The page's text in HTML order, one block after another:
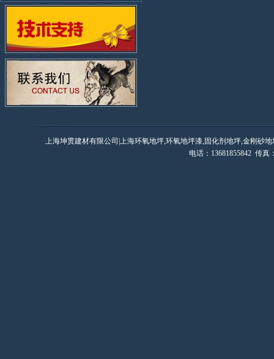
上海坤贯建材有限公司|上海环氧地坪,环氧地坪漆,固化剂地坪,金刚砂
电话：13681855842 传真